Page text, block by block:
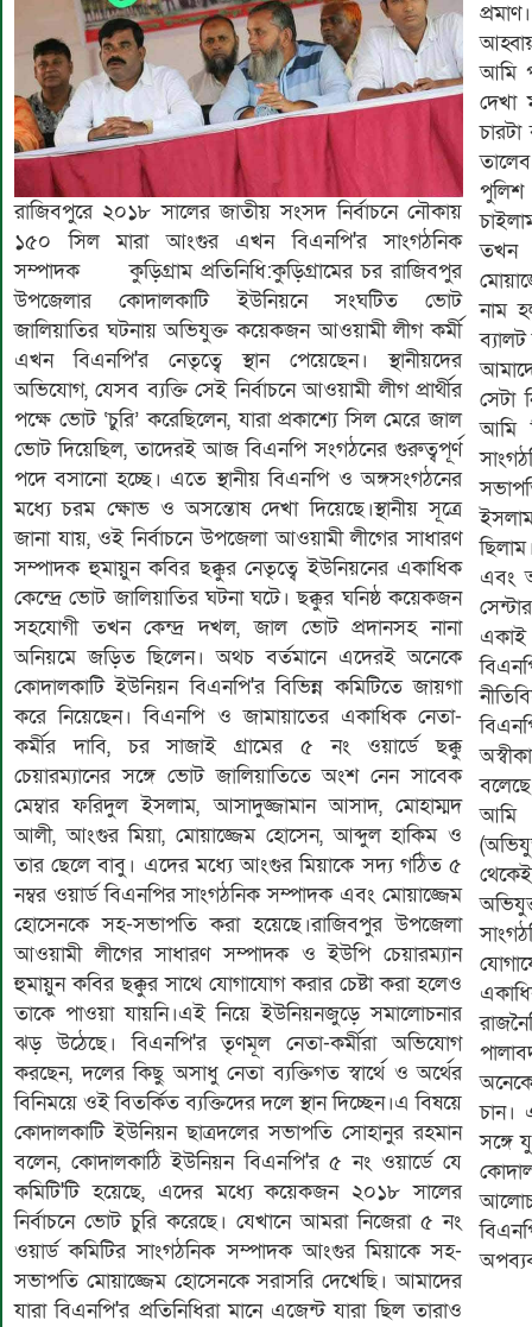
রাজিবপুরে ২০১৮ সালের জাতীয় সংসদ নির্বাচনে নৌকায়
১৫০ সিল মারা আংগুর এখন বিএনপি'র সাংগঠনিক
সম্পাদক কুড়িগ্রাম প্রতিনিধি:কুড়িগ্রামের চর রাজিবপুর
উপজেলার কোদালকাটি ইউনিয়নে সংঘটিত ভোট
জালিয়াতির ঘটনায় অভিযুক্ত কয়েকজন আওয়ামী লীগ কর্মী
এখন বিএনপি'র নেতৃত্বে স্থান পেয়েছেন। স্থানীয়দের
অভিযোগ, যেসব ব্যক্তি সেই নির্বাচনে আওয়ামী লীগ প্রার্থীর
পক্ষে ভোট ‘চুরি’ করেছিলেন, যারা প্রকাশ্যে সিল মেরে জাল
ভোট দিয়েছিল, তাদেরই আজ বিএনপি সংগঠনের গুরুত্বপূর্ণ
পদে বসানো হচ্ছে। এতে স্থানীয় বিএনপি ও অঙ্গসংগঠনের
মধ্যে চরম ক্ষোভ ও অসন্তোষ দেখা দিয়েছে।স্থানীয় সূত্রে
জানা যায়, ওই নির্বাচনে উপজেলা আওয়ামী লীগের সাধারণ
সম্পাদক হুমায়ুন কবির ছক্কুর নেতৃত্বে ইউনিয়নের একাধিক
কেন্দ্রে ভোট জালিয়াতির ঘটনা ঘটে। ছক্কুর ঘনিষ্ঠ কয়েকজন
সহযোগী তখন কেন্দ্র দখল, জাল ভোট প্রদানসহ নানা
অনিয়মে জড়িত ছিলেন। অথচ বর্তমানে এদেরই অনেকে
কোদালকাটি ইউনিয়ন বিএনপি'র বিভিন্ন কমিটিতে জায়গা
করে নিয়েছেন। বিএনপি ও জামায়াতের একাধিক নেতা-
কর্মীর দাবি, চর সাজাই গ্রামের ৫ নং ওয়ার্ডে ছক্কু
চেয়ারম্যানের সঙ্গে ভোট জালিয়াতিতে অংশ নেন সাবেক
মেম্বার ফরিদুল ইসলাম, আসাদুজ্জামান আসাদ, মোহাম্মদ
আলী, আংগুর মিয়া, মোয়াজ্জেম হোসেন, আব্দুল হাকিম ও
তার ছেলে বাবু। এদের মধ্যে আংগুর মিয়াকে সদ্য গঠিত ৫
নম্বর ওয়ার্ড বিএনপির সাংগঠনিক সম্পাদক এবং মোয়াজ্জেম
হোসেনকে সহ-সভাপতি করা হয়েছে।রাজিবপুর উপজেলা
আওয়ামী লীগের সাধারণ সম্পাদক ও ইউপি চেয়ারম্যান
হুমায়ুন কবির ছক্কুর সাথে যোগাযোগ করার চেষ্টা করা হলেও
তাকে পাওয়া যায়নি।এই নিয়ে ইউনিয়নজুড়ে সমালোচনার
ঝড় উঠেছে। বিএনপি'র তৃণমূল নেতা-কর্মীরা অভিযোগ
করছেন, দলের কিছু অসাধু নেতা ব্যক্তিগত স্বার্থে ও অর্থের
বিনিময়ে ওই বিতর্কিত ব্যক্তিদের দলে স্থান দিচ্ছেন।এ বিষয়ে
কোদালকাটি ইউনিয়ন ছাত্রদলের সভাপতি সোহানুর রহমান
বলেন, কোদালকাঠি ইউনিয়ন বিএনপি'র ৫ নং ওয়ার্ডে যে
কমিটি'টি হয়েছে, এদের মধ্যে কয়েকজন ২০১৮ সালের
নির্বাচনে ভোট চুরি করেছে। যেখানে আমরা নিজেরা ৫ নং
ওয়ার্ড কমিটির সাংগঠনিক সম্পাদক আংগুর মিয়াকে সহ-
সভাপতি মোয়াজ্জেম হোসেনকে সরাসরি দেখেছি। আমাদের
যারা বিএনপি'র প্রতিনিধিরা মানে এজেন্ট যারা ছিল তারাও
আমি
দেখা
তখন
নাম
সেটা
আমি
এবং
একাই
আমি
চান।
সঙ্গে